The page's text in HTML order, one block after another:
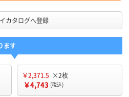
カタログへ登録
ます
￥2,371.5 ×2枚
￥4,743 (税込)